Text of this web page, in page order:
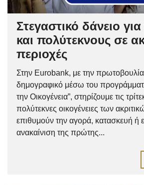
Στεγαστικό δάνειο
και πολύτεκνους σε
περιοχές
Στην Eurobank, με την πρωτοβουλία
δημογραφικό μέσω του
την Οικογένεια”, στηρίζουμε τις
πολύτεκνες οικογένειες των
επιθυμούν την αγορά, κατασκευή ή
ανακαίνιση της πρώτης...